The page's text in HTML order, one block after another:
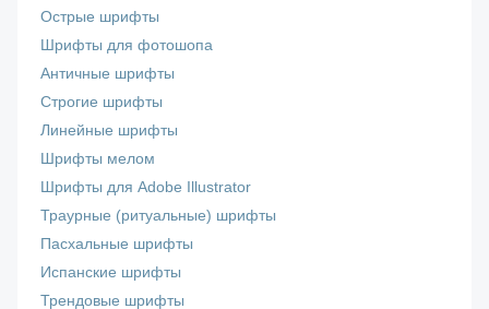
Острые шрифты
Шрифты для фотошопа
Античные шрифты
Строгие шрифты
Линейные шрифты
Шрифты мелом
Шрифты для Adobe Illustrator
Траурные (ритуальные) шрифты
Пасхальные шрифты
Испанские шрифты
Трендовые шрифты